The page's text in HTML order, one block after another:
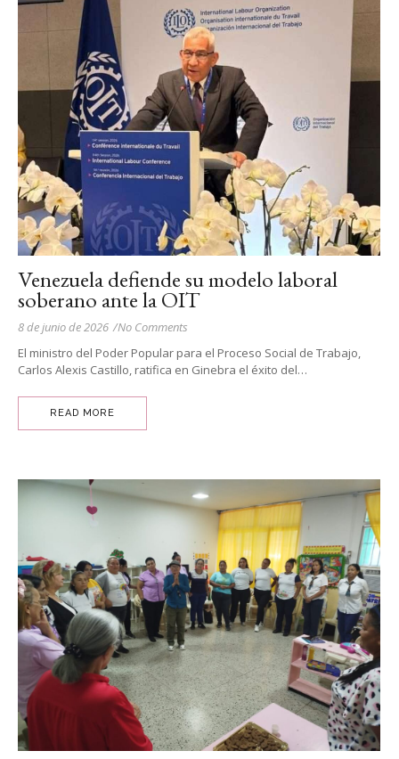
Venezuela defiende su modelo laboral
soberano ante la OIT
8 de junio de 2026 /No Comments
El ministro del Poder Popular para el Proceso Social de Trabajo,
Carlos Alexis Castillo, ratifica en Ginebra el éxito del…
READ MORE